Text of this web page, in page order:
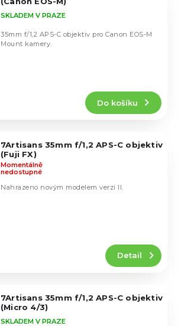
SKLADEM V PRAZE
Do košíku
35mm f/1,2 APS-C objektiv pro Canon EOS-M
Mount kamery.
7Artisans 35mm f/1,2 APS-C objektiv
(Fuji FX)
Momentálně
nedostupné
Detail
Nahrazeno novým modelem verzí II.
7Artisans 35mm f/1,2 APS-C objektiv
(Micro 4/3)
SKLADEM V PRAZE